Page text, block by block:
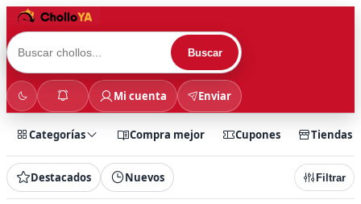
Buscar
Mi cuenta Enviar
Categorías Compra mejor Cupones Tiendas
Destacados Nuevos Filtrar